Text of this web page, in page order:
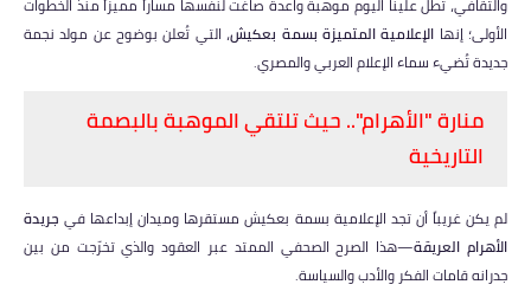
والثقافي، تطل علينا اليوم موهبة واعدة صاغت لنفسها مساراً مميزاً منذ الخطوات
الأولى؛ إنها الإعلامية المتميزة بسمة بعكيش، التي تُعلن بوضوح عن مولد نجمة
جديدة تُضيء سماء الإعلام العربي والمصري.
منارة "الأهرام".. حيث تلتقي الموهبة بالبصمة
التاريخية
​لم يكن غريباً أن تجد الإعلامية بسمة بعكيش مستقرها وميدان إبداعها في جريدة
الأهرام العريقة—هذا الصرح الصحفي الممتد عبر العقود والذي تخرّجت من بين
جدرانه قامات الفكر والأدب والسياسة.